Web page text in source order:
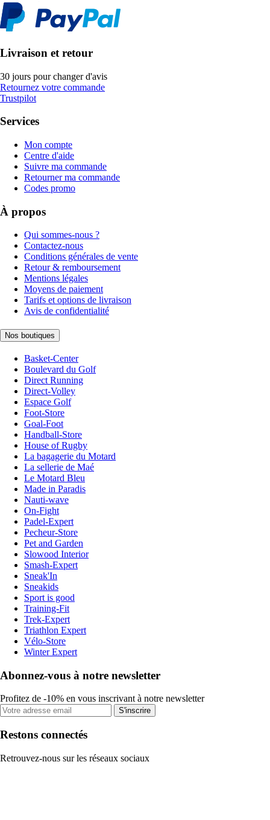
Livraison et retour
30 jours pour changer d'avis
Retournez votre commande
Trustpilot
Services
Mon compte
Centre d'aide
Suivre ma commande
Retourner ma commande
Codes promo
À propos
Qui sommes-nous ?
Contactez-nous
Conditions générales de vente
Retour & remboursement
Mentions légales
Moyens de paiement
Tarifs et options de livraison
Avis de confidentialité
Nos boutiques
Basket-Center
Boulevard du Golf
Direct Running
Direct-Volley
Espace Golf
Foot-Store
Goal-Foot
Handball-Store
House of Rugby
La bagagerie du Motard
La sellerie de Maé
Le Motard Bleu
Made in Paradis
Nauti-wave
On-Fight
Padel-Expert
Pecheur-Store
Pet and Garden
Slowood Interior
Smash-Expert
Sneak'In
Sneakids
Sport is good
Training-Fit
Trek-Expert
Triathlon Expert
Vélo-Store
Winter Expert
Abonnez-vous à notre newsletter
Profitez de -10% en vous inscrivant à notre newsletter
S'inscrire
Restons connectés
Retrouvez-nous sur les réseaux sociaux